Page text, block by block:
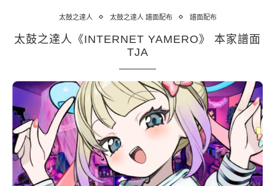
太鼓之達人 太鼓之達人 譜面配布 譜面配布
太鼓之達人《INTERNET YAMERO》 本家譜面
TJA